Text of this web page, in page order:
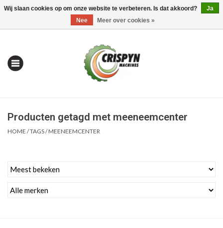
0 Artikelen - €0,00 Mijn account / Registreren
| Alles om te Meten |
Producten getagd met meeneemcenter
HOME /TAGS/MEENEEMCENTER
Wij slaan cookies op om onze website te verbeteren. Is dat akkoord?
Ja
Nee
Meer over cookies »